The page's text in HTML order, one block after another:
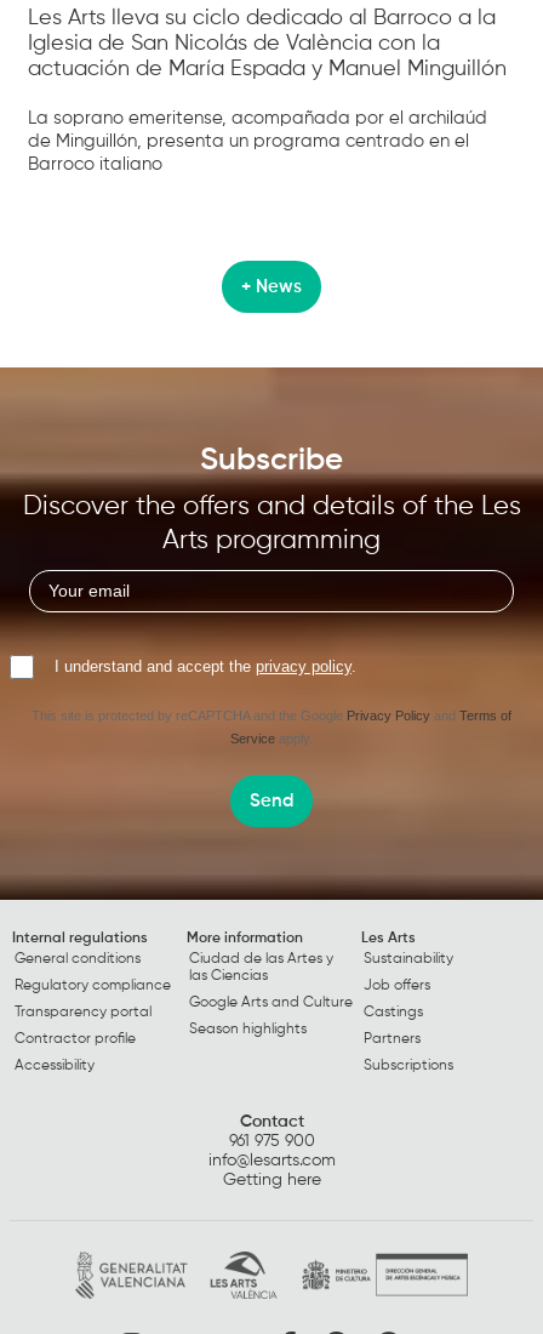
Les Arts lleva su ciclo dedicado al Barroco a la
Iglesia de San Nicolás de València con la
actuación de María Espada y Manuel Minguillón
La soprano emeritense, acompañada por el archilaúd
de Minguillón, presenta un programa centrado en el
Barroco italiano
+ News
Subscribe
Discover the offers and details of the Les
Arts programming
I understand and accept the privacy policy.
This site is protected by reCAPTCHA and the Google Privacy Policy and Terms of
Service apply.
Send
Internal regulations
General conditions
Regulatory compliance
Transparency portal
Contractor profile
Accessibility
More information
Ciudad de las Artes y
las Ciencias
Google Arts and Culture
Season highlights
Les Arts
Sustainability
Job offers
Castings
Partners
Subscriptions
Contact
961 975 900
info@lesarts.com
Getting here